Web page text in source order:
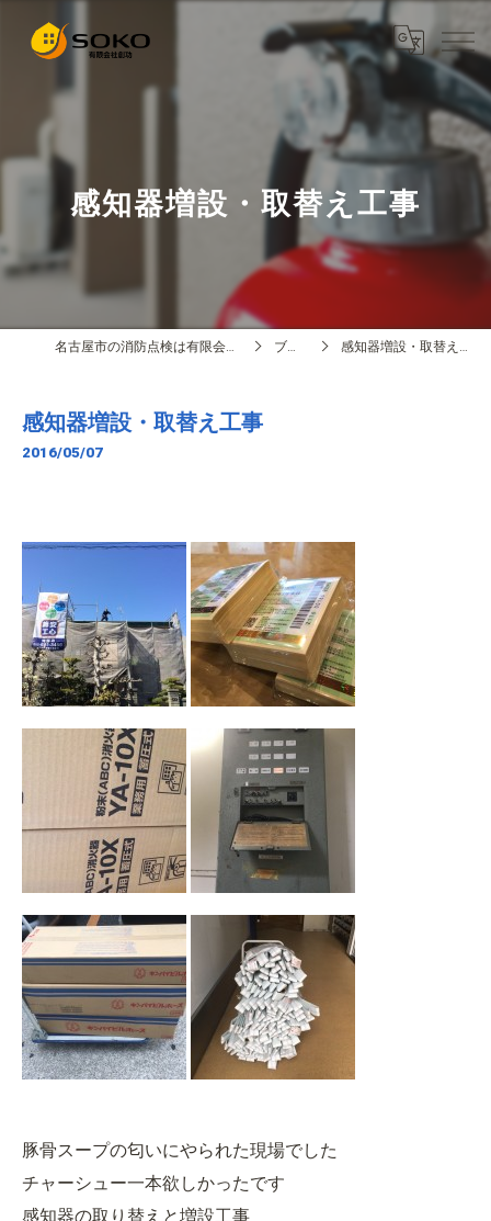
感知器増設・取替え工事
名古屋市の消防点検は有限会社創功 ブログ 感知器増設・取替え工事
感知器増設・取替え工事
2016/05/07
豚骨スープの匂いにやられた現場でした
チャーシュー一本欲しかったです
感知器の取り替えと増設工事